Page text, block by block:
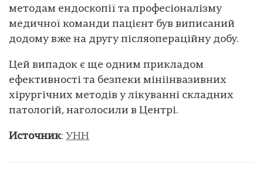
методам ендоскопії та професіоналізму
медичної команди пацієнт був виписаний
додому вже на другу післяопераційну добу.
Цей випадок є ще одним прикладом
ефективності та безпеки мініінвазивних
хірургічних методів у лікуванні складних
патологій, наголосили в Центрі.
Источник: УНН